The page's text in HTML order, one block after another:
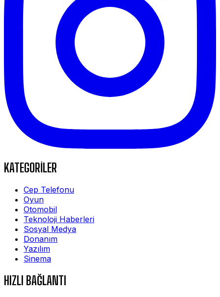
KATEGORİLER
Cep Telefonu
Oyun
Otomobil
Teknoloji Haberleri
Sosyal Medya
Donanım
Yazılım
Sinema
HIZLI BAĞLANTI